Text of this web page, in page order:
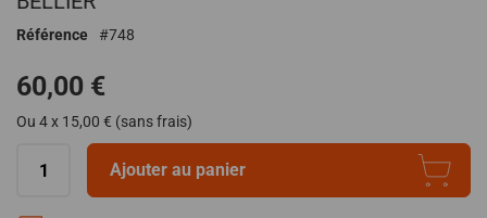
la
d’images
Référence 748
60,00 €
Ou 4 x 15,00 € (sans frais)
Ajouter au panier